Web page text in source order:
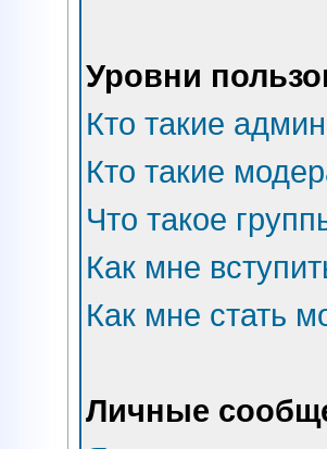
Уровни
Кто такие
Кто такие
Что такое
Как мне
Как мне стать
Личные